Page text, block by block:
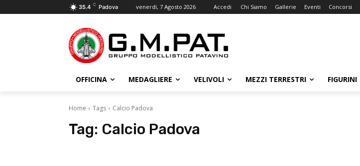
35.4 C Padova venerdì, 7 Agosto 2026 Accedi Chi Siamo Gallerie Eventi Concorsi
OFFICINA MEDAGLIERE VELIVOLI MEZZI TERRESTRI FIGURINI
Home Tags Calcio Padova
Tag: Calcio Padova